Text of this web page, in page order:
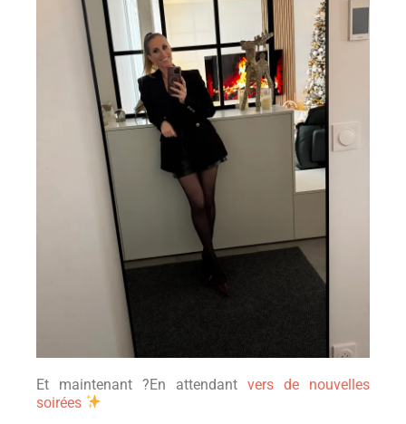
Et maintenant ?En attendant vers de nouvelles
soirées